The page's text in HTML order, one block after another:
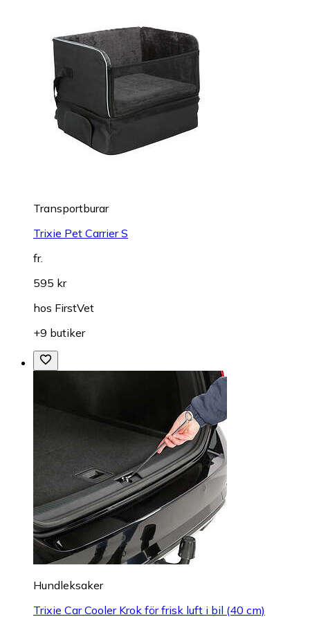
Transportburar
Trixie Pet Carrier S
fr.
595 kr
hos FirstVet
+9 butiker
Hundleksaker
Trixie Car Cooler Krok för frisk luft i bil (40 cm)